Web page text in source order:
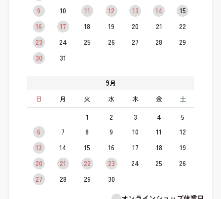
9
10 11 12 13 14
15
16
17 18 19 20 21
22
23
24 25 26 27 28
29
30
31
9月
日
月 火 水 木 金 土
1 2 3 4
5
6
7 8 9 10 11
12
13
14 15 16 17 18
19
20
21 22 23 24 25
26
27
28 29
30